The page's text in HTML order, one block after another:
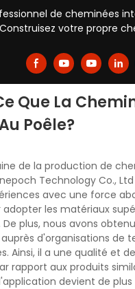
de cheminées
votre propre
Que La
Poêle?
de la production de
Technology Co.,
avec une force
adopter les matériaux
plus, nous avons
d'organisations de
Ainsi, il a une qualité et
rapport aux produits
devient de plus